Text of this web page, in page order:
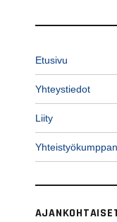
Etusivu
Yhteystiedot
Liity